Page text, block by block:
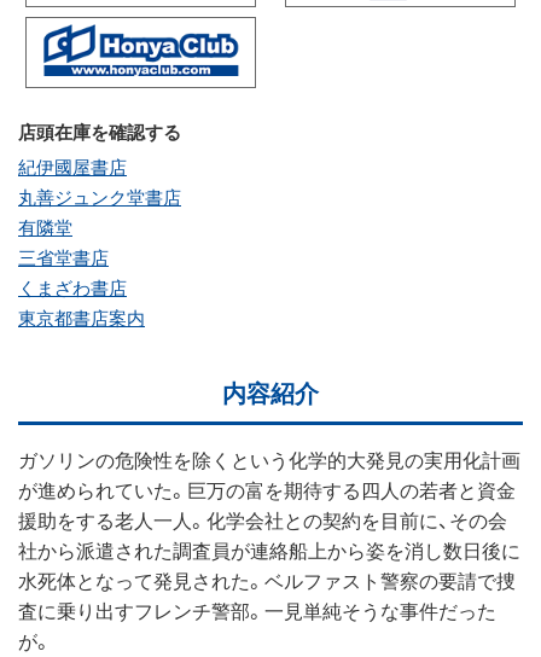
店頭在庫を確認する
紀伊國屋書店
丸善ジュンク堂書店
有隣堂
三省堂書店
くまざわ書店
東京都書店案内
内容紹介
ガソリンの危険性を除くという化学的大発見の実用化計画
が進められていた。巨万の富を期待する四人の若者と資金
援助をする老人一人。化学会社との契約を目前に、その会
社から派遣された調査員が連絡船上から姿を消し数日後に
水死体となって発見された。ベルファスト警察の要請で捜
査に乗り出すフレンチ警部。一見単純そうな事件だった
が。